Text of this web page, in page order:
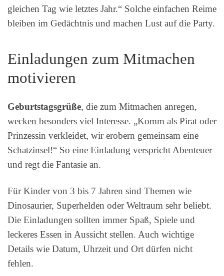
gleichen Tag wie letztes Jahr.“ Solche einfachen Reime
bleiben im Gedächtnis und machen Lust auf die Party.
Einladungen zum Mitmachen
motivieren
Geburtstagsgrüße, die zum Mitmachen anregen,
wecken besonders viel Interesse. „Komm als Pirat oder
Prinzessin verkleidet, wir erobern gemeinsam eine
Schatzinsel!“ So eine Einladung verspricht Abenteuer
und regt die Fantasie an.
Für Kinder von 3 bis 7 Jahren sind Themen wie
Dinosaurier, Superhelden oder Weltraum sehr beliebt.
Die Einladungen sollten immer Spaß, Spiele und
leckeres Essen in Aussicht stellen. Auch wichtige
Details wie Datum, Uhrzeit und Ort dürfen nicht
fehlen.